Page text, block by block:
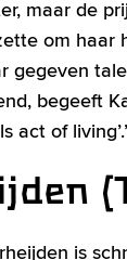
maar de
om
gegeven
begeeft
act of
is